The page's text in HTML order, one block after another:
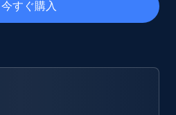
今すぐ購入